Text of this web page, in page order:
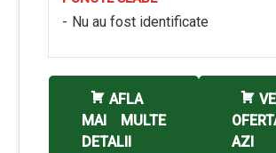
Nu au fost identificate
AFLA
MAI MULTE
DETALII
AZI